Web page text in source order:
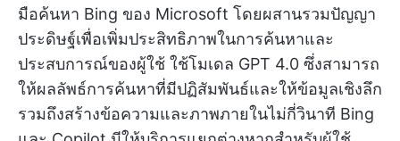
มือค้นหา Bing ของ Microsoft โดยผสานรวมปัญญา
ประดิษฐ์เพื่อเพิ่มประสิทธิภาพในการค้นหาและ
ประสบการณ์ของผู้ใช้ ใช้โมเดล GPT 4.0 ซึ่งสามารถ
ให้ผลลัพธ์การค้นหาที่มีปฏิสัมพันธ์และให้ข้อมูลเชิงลึก
รวมถึงสร้างข้อความและภาพภายในไม่กี่วินาที Bing